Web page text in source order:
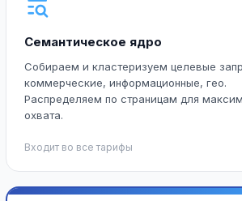
Семантическое ядро
Собираем и кластеризуем целевые
коммерческие, информационные, гео.
Распределяем по страницам для
охвата.
Входит во все тарифы